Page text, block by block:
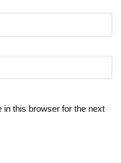
in this browser for the next